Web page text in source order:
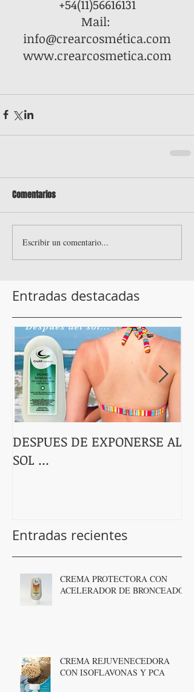
+54(11)56616131
Mail:
info@crearcosmética.com
www.crearcosmetica.com
Comentarios
Escribir un comentario...
Entradas destacadas
DESPUES DE EXPONERSE AL
SOL ...
Entradas recientes
CREMA PROTECTORA CON
ACELERADOR DE BRONCEADO
CREMA REJUVENECEDORA
CON ISOFLAVONAS Y PCA